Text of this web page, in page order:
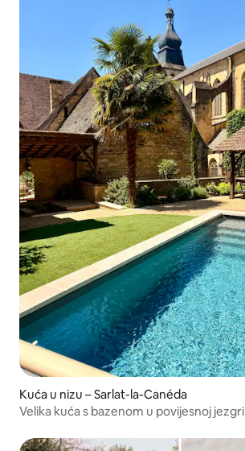
Kuća u nizu – Sarlat-la-Canéda
Velika kuća s bazenom u povijesnoj jezgri